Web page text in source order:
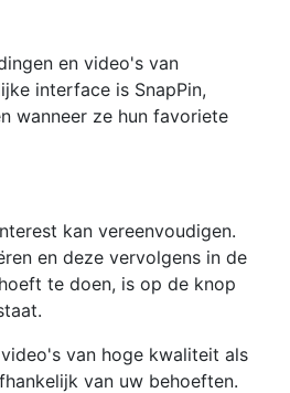
en video's van
interface is SnapPin,
wanneer ze hun favoriete
kan vereenvoudigen.
en deze vervolgens in de
te doen, is op de knop
van hoge kwaliteit als
van uw behoeften.